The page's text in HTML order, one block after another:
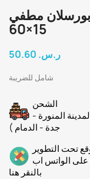
بورسلان مطفي | EFD151R004335 BIRCH |
60×15
50.60 ر.س.‏
شامل للضريبة
الشحن
المنورة -
جدة - الدمام )
تحت التطوير
على الواتس اب
بالنقر هنا